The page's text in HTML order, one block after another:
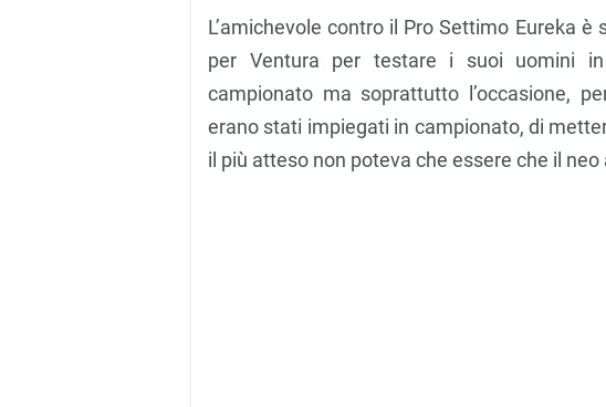
L’amichevole contro il Pro Settimo Eureka
per Ventura per testare i suoi uomini
campionato ma soprattutto l’occasione,
erano stati impiegati in campionato, di
il più atteso non poteva che essere che il